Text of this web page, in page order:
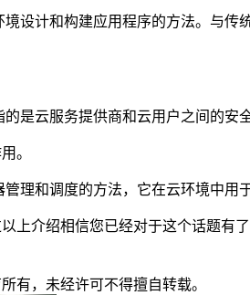
设计和构建应用程序的方法。与
是云服务提供商和云用户之间的安
。
理和调度的方法，它在云环境中用
上介绍相信您已经对于这个话题有
有，未经许可不得擅自转载。